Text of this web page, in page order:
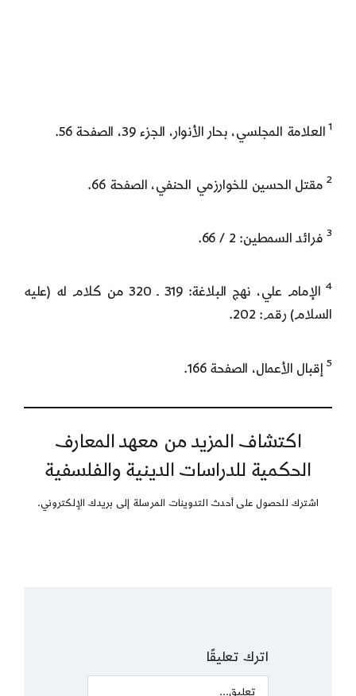
1 العلامة المجلسي، بحار الأنوار، الجزء 39، الصفحة 56.
2مقتل الحسين للخوارزمي الحنفي، الصفحة 66.
3فرائد السمطين: 2 / 66.
4
الإمام علي، نهج البلاغة: 319 ـ 320 من كلام له (عليه
السلام) رقم: 202.
5إقبال الأعمال، الصفحة 166.
اكتشاف المزيد من معهد المعارف
الحكمية للدراسات الدينية والفلسفية
اشترك للحصول على أحدث التدوينات المرسلة إلى بريدك الإلكتروني.
اترك تعليقًا
Comment